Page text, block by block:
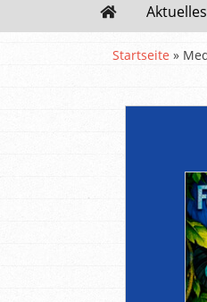
Aktuelles
Startseite »